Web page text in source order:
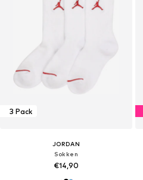
3 Pack
JORDAN
Sokken
€14,90